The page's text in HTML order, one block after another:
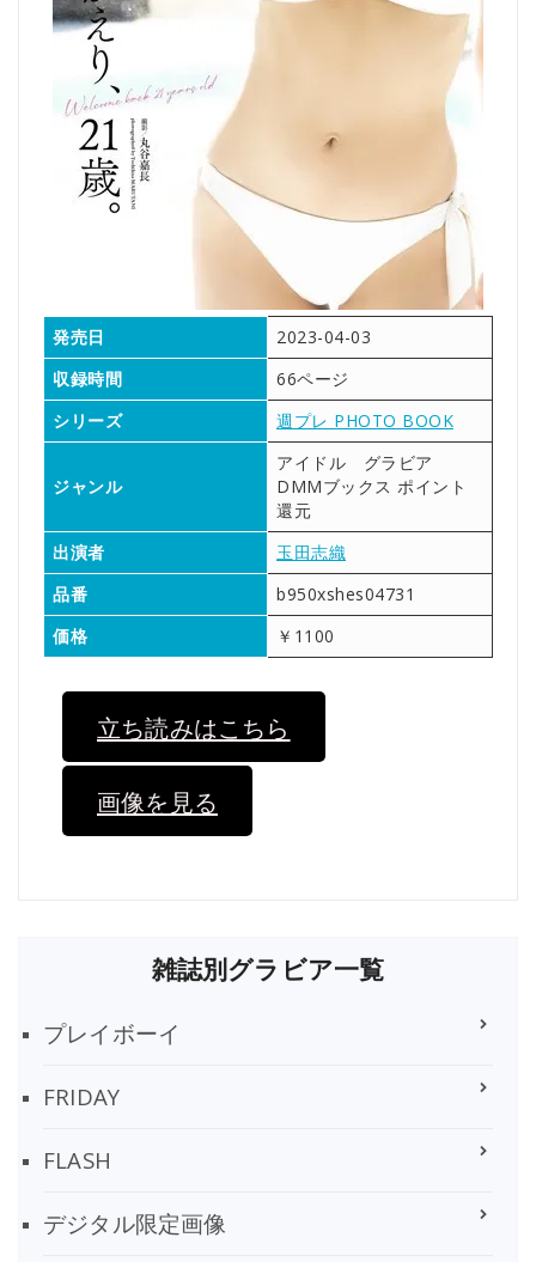
発売日
2023-04-03
収録時間
66ページ
シリーズ
週プレ PHOTO BOOK
ジャンル
アイドル グラビア
DMMブックス ポイント
還元
出演者
玉田志織
品番
b950xshes04731
価格
￥1100
立ち読みはこちら
画像を見る
雑誌別グラビア一覧
プレイボーイ
FRIDAY
FLASH
デジタル限定画像